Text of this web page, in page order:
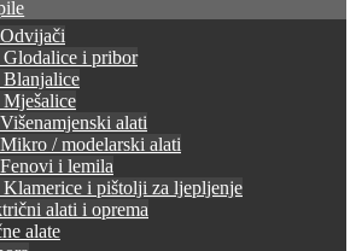
i pribor
alati
/ modelarski alati
i lemila
i pištolji za ljepljenje
alati i oprema
alate